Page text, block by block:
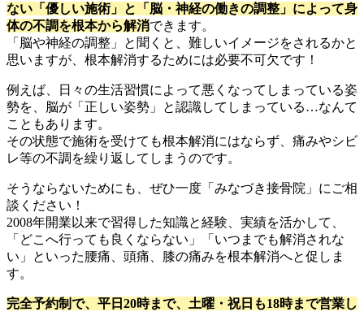
ない「優しい施術」と「脳・神経の働きの調整」によって身
体の不調を根本から解消できます。
「脳や神経の調整」と聞くと、難しいイメージをされるかと
思いますが、根本解消するためには必要不可欠です！
例えば、日々の生活習慣によって悪くなってしまっている姿
勢を、脳が「正しい姿勢」と認識してしまっている…なんて
こともあります。
その状態で施術を受けても根本解消にはならず、痛みやシビ
レ等の不調を繰り返してしまうのです。
そうならないためにも、ぜひ一度「みなづき接骨院」にご相
談ください！
2008年開業以来で習得した知識と経験、実績を活かして、
「どこへ行っても良くならない」「いつまでも解消されな
い」といった腰痛、頭痛、膝の痛みを根本解消へと促しま
す。
完全予約制で、平日20時まで、土曜・祝日も18時まで営業し